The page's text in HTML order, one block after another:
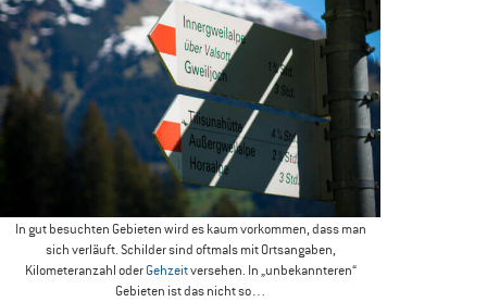
In gut besuchten Gebieten wird es kaum vorkommen, dass man
sich verläuft. Schilder sind oftmals mit Ortsangaben,
Kilometeranzahl oderGehzeitversehen. In „unbekannteren“
Gebieten ist das nicht so…